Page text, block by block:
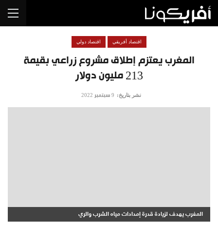
المغرب يعتزم إطلاق مشروع زراعي بقيمة
213 مليون دولار
اقتصاد أفريقي اقتصاد دولي
نشر بتاريخ: 9 سبتمبر 2022
المغرب يهدف لزيادة قدرة إمدادات مياه الشرب والري